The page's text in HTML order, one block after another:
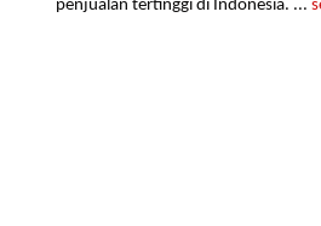
penjualan tertinggi di Indonesia. ...